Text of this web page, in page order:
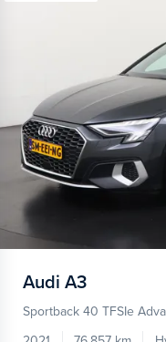
Audi A3
Sportback 40 TFSIe